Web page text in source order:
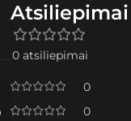
Atsiliepimai
0 atsiliepimai
0
0